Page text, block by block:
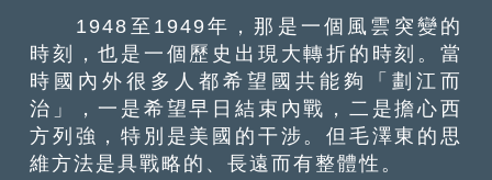
1948至1949年，那是一個風雲突變的
時刻，也是一個歷史出現大轉折的時刻。當
時國內外很多人都希望國共能夠「劃江而
治」，一是希望早日結束內戰，二是擔心西
方列強，特別是美國的干涉。但毛澤東的思
維方法是具戰略的、長遠而有整體性。